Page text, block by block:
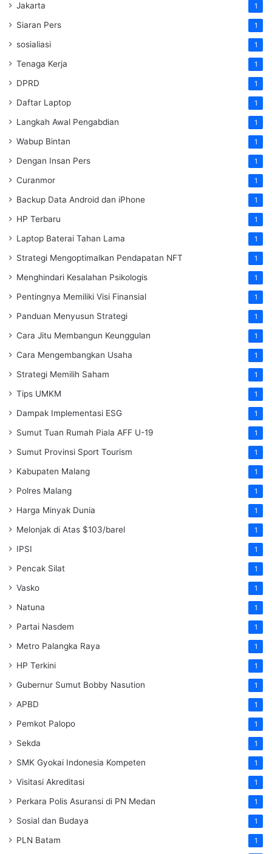
Jakarta 1
Siaran Pers 1
sosialiasi 1
Tenaga Kerja 1
DPRD 1
Daftar Laptop 1
Langkah Awal Pengabdian 1
Wabup Bintan 1
Dengan Insan Pers 1
Curanmor 1
Backup Data Android dan iPhone 1
HP Terbaru 1
Laptop Baterai Tahan Lama 1
Strategi Mengoptimalkan Pendapatan NFT 1
Menghindari Kesalahan Psikologis 1
Pentingnya Memiliki Visi Finansial 1
Panduan Menyusun Strategi 1
Cara Jitu Membangun Keunggulan 1
Cara Mengembangkan Usaha 1
Strategi Memilih Saham 1
Tips UMKM 1
Dampak Implementasi ESG 1
Sumut Tuan Rumah Piala AFF U-19 1
Sumut Provinsi Sport Tourism 1
Kabupaten Malang 1
Polres Malang 1
Harga Minyak Dunia 1
Melonjak di Atas $103/barel 1
IPSI 1
Pencak Silat 1
Vasko 1
Natuna 1
Partai Nasdem 1
Metro Palangka Raya 1
HP Terkini 1
Gubernur Sumut Bobby Nasution 1
APBD 1
Pemkot Palopo 1
Sekda 1
SMK Gyokai Indonesia Kompeten 1
Visitasi Akreditasi 1
Perkara Polis Asuransi di PN Medan 1
Sosial dan Budaya 1
PLN Batam 1